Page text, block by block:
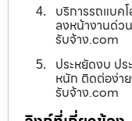
บริการรถแบค
ลงหน้างานด่ว
รับจ้าง.com
ประหยัดงบ ปร
หนัก ติดต่อง่า
รับจ้าง.com